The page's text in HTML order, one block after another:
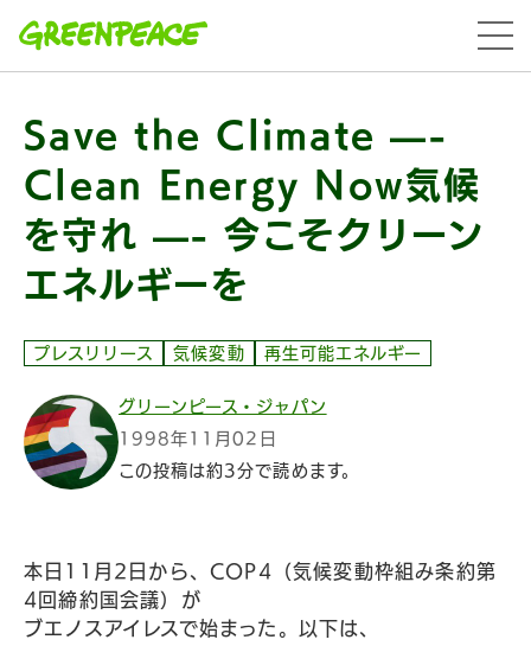
menu
Save the Climate —-
Clean Energy Now気候
を守れ —- 今こそクリーン
エネルギーを
プレスリリース 気候変動 再生可能エネルギー
グリーンピース・ジャパン
1998年11月02日
この投稿は約3分で読めます。
本日11月2日から、COP4（気候変動枠組み条約第
4回締約国会議）が
ブエノスアイレスで始まった。以下は、